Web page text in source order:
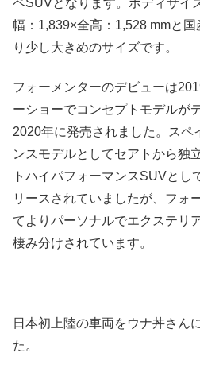
幅：1,839×全高：1,528 mmと
り少し大きめのサイズです。
フォーメンターのデビューは
ーショーでコンセプトモデルが
2020年に発売されました。スペ
ンスモデルとしてセアトから独
トハイパフォーマンスSUVとし
リースされていましたが、フォ
てよりパーソナルでエクステリ
棲み分けされています。
日本初上陸の車両をウナ丼さん
た。